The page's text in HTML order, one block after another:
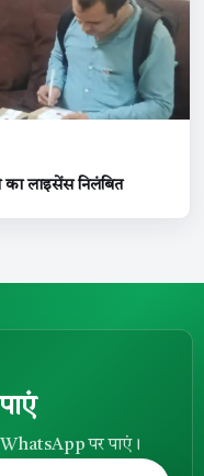
का लाइसेंस निलंबित
पर पाएं।